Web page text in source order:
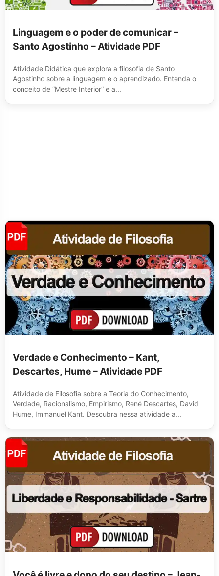
Linguagem e o poder de comunicar –
Santo Agostinho – Atividade PDF
Atividade Didática que explora a filosofia de Santo
Agostinho sobre a linguagem e o aprendizado. Entenda o
conceito de “Mestre Interior” e a...
Verdade e Conhecimento – Kant,
Descartes, Hume – Atividade PDF
Atividade de Filosofia sobre a Teoria do Conhecimento,
Verdade, Racionalismo, Empirismo, René Descartes, David
Hume, Immanuel Kant. Descubra nessa atividade a...